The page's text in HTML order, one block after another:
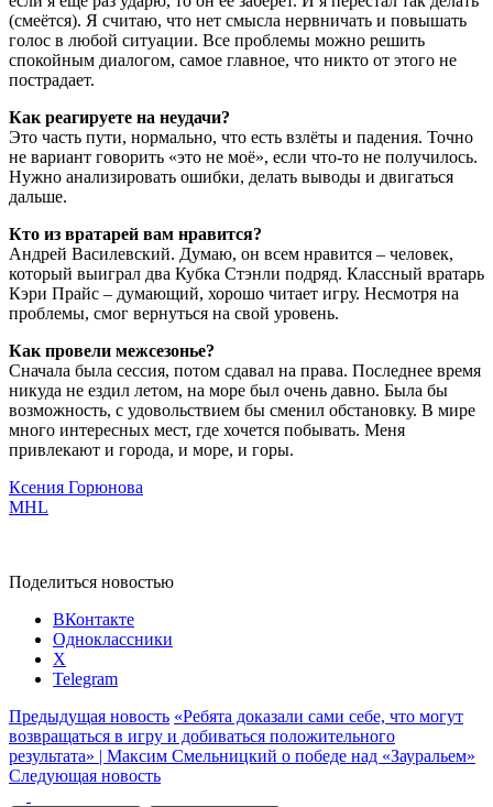
(смеётся). Я считаю, что нет смысла нервничать и повышать
голос в любой ситуации. Все проблемы можно решить
спокойным диалогом, самое главное, что никто от этого не
пострадает.
Как реагируете на неудачи?
Это часть пути, нормально, что есть взлёты и падения. Точно
не вариант говорить «это не моё», если что-то не получилось.
Нужно анализировать ошибки, делать выводы и двигаться
дальше.
Кто из вратарей вам нравится?
Андрей Василевский. Думаю, он всем нравится – человек,
который выиграл два Кубка Стэнли подряд. Классный вратарь
Кэри Прайс – думающий, хорошо читает игру. Несмотря на
проблемы, смог вернуться на свой уровень.
Как провели межсезонье?
Сначала была сессия, потом сдавал на права. Последнее время
никуда не ездил летом, на море был очень давно. Была бы
возможность, с удовольствием бы сменил обстановку. В мире
много интересных мест, где хочется побывать. Меня
привлекают и города, и море, и горы.
Ксения Горюнова
MHL
Поделиться новостью
ВКонтакте
Одноклассники
X
Telegram
Предыдущая новость «Ребята доказали сами себе, что могут
возвращаться в игру и добиваться положительного
результата» | Максим Смельницкий о победе над «Зауральем»
Следующая новость